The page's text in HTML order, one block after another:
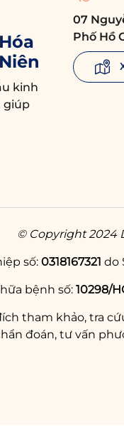
kinh
giúp
07
Phố Hồ
© Copyright 2024
số: 0318167321 do
bệnh số: 10298/
tham khảo, tra
đoán, tư vấn